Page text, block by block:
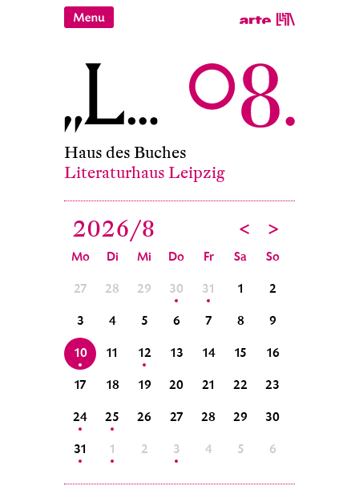
Haus des Buches
Literaturhaus Leipzig
2026/8 < >
Mo Di Mi Do Fr Sa So
27 28 29 30 31 1 2
3 4 5 6 7 8 9
10 11 12 13 14 15 16
17 18 19 20 21 22 23
24 25 26 27 28 29 30
31 1 2 3 4 5 6